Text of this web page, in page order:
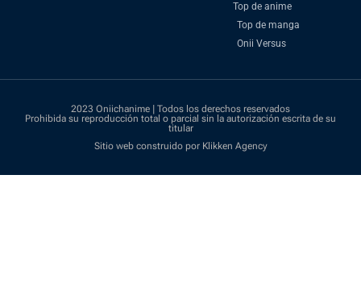
Top de anime
Top de manga
Onii Versus
2023 Oniichanime | Todos los derechos reservados
Prohibida su reproducción total o parcial sin la autorización escrita de su
titular
Sitio web construido por Klikken Agency